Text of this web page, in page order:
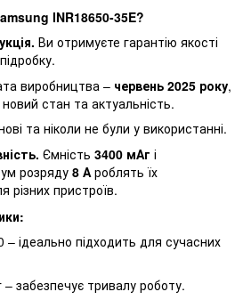
INR18650-35E?
Ви отримуєте гарантію якості
виробництва – червень 2025 року,
стан та актуальність.
та ніколи не були у використанні.
Ємність 3400 мАг і
розряду 8 А роблять їх
різних пристроїв.
– ідеально підходить для сучасних
забезпечує тривалу роботу.